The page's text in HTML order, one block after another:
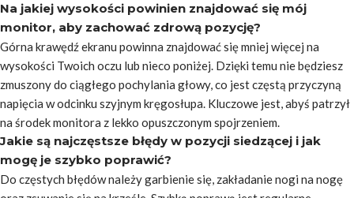
Na jakiej wysokości powinien znajdować się mój
monitor, aby zachować zdrową pozycję?
Górna krawędź ekranu powinna znajdować się mniej więcej na
wysokości Twoich oczu lub nieco poniżej. Dzięki temu nie będziesz
zmuszony do ciągłego pochylania głowy, co jest częstą przyczyną
napięcia w odcinku szyjnym kręgosłupa. Kluczowe jest, abyś patrzył
na środek monitora z lekko opuszczonym spojrzeniem.
Jakie są najczęstsze błędy w pozycji siedzącej i jak
mogę je szybko poprawić?
Do częstych błędów należy garbienie się, zakładanie nogi na nogę